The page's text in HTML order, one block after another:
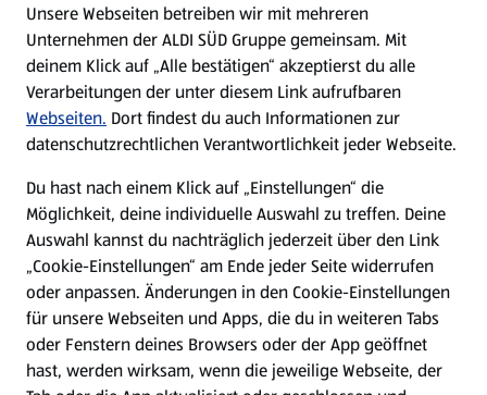
Nachhaltigkeit
Karriere
Presse
Hilfe & Kontakt
(öffnet in einem neuen Tab)
Unternehmen
Folge uns hier:
Unsere Webseiten betreiben wir mit mehreren
Unternehmen der ALDI SÜD Gruppe gemeinsam. Mit
deinem Klick auf „Alle bestätigen“ akzeptierst du alle
Verarbeitungen der unter diesem Link aufrufbaren
Webseiten. Dort findest du auch Informationen zur
datenschutzrechtlichen Verantwortlichkeit jeder Webseite.
Du hast nach einem Klick auf „Einstellungen“ die
Möglichkeit, deine individuelle Auswahl zu treffen. Deine
Auswahl kannst du nachträglich jederzeit über den Link
„Cookie-Einstellungen“ am Ende jeder Seite widerrufen
oder anpassen. Änderungen in den Cookie-Einstellungen
für unsere Webseiten und Apps, die du in weiteren Tabs
oder Fenstern deines Browsers oder der App geöffnet
hast, werden wirksam, wenn die jeweilige Webseite, der